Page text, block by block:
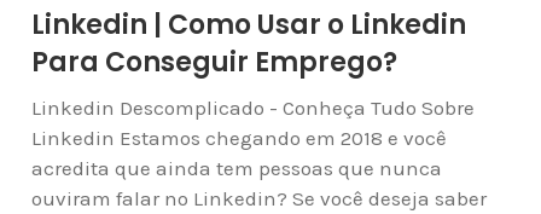
Linkedin | Como Usar o Linkedin
Para Conseguir Emprego?
Linkedin Descomplicado - Conheça Tudo Sobre
Linkedin Estamos chegando em 2018 e você
acredita que ainda tem pessoas que nunca
ouviram falar no Linkedin? Se você deseja saber